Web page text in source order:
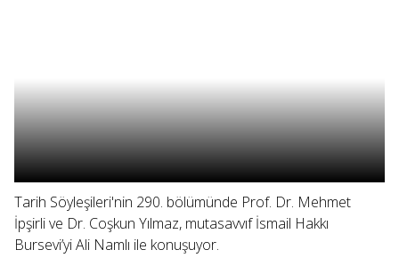
Tarih Söyleşileri'nin 290. bölümünde Prof. Dr. Mehmet
İpşirli ve Dr. Coşkun Yılmaz, mutasavvıf İsmail Hakkı
Bursevi’yi Ali Namlı ile konuşuyor.